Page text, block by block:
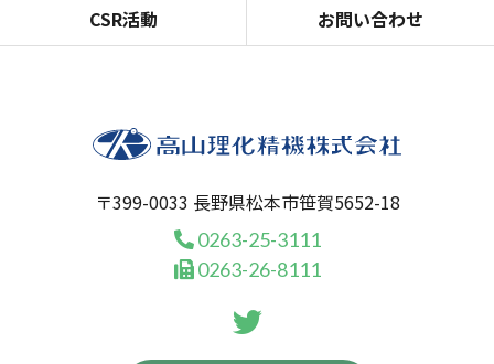
CSR活動 お問い合わせ
〒399-0033 長野県松本市笹賀5652-18
0263-25-3111
0263-26-8111